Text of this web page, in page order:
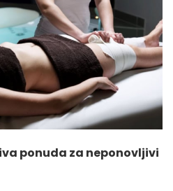
ponuda za neponovljivi